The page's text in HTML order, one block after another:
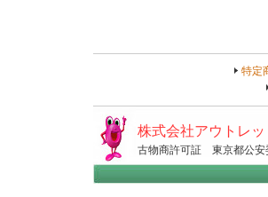
特定
株式会社アウトレ
古物商許可証 東京都公